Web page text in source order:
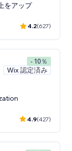
をアップ
4.2(627)
- 10％
Wix 認定済み
4.9(427)